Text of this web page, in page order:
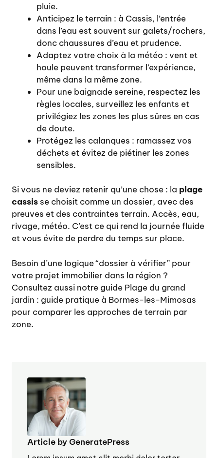
pluie.
Anticipez le terrain : à Cassis, l’entrée
dans l’eau est souvent sur galets/rochers,
donc chaussures d’eau et prudence.
Adaptez votre choix à la météo : vent et
houle peuvent transformer l’expérience,
même dans la même zone.
Pour une baignade sereine, respectez les
règles locales, surveillez les enfants et
privilégiez les zones les plus sûres en cas
de doute.
Protégez les calanques : ramassez vos
déchets et évitez de piétiner les zones
sensibles.
Si vous ne deviez retenir qu’une chose : la plage
cassis se choisit comme un dossier, avec des
preuves et des contraintes terrain. Accès, eau,
rivage, météo. C’est ce qui rend la journée fluide
et vous évite de perdre du temps sur place.
Besoin d’une logique “dossier à vérifier” pour
votre projet immobilier dans la région ?
Consultez aussi notre guide Plage du grand
jardin : guide pratique à Bormes-les-Mimosas
pour comparer les approches de terrain par
zone.
Article by GeneratePress